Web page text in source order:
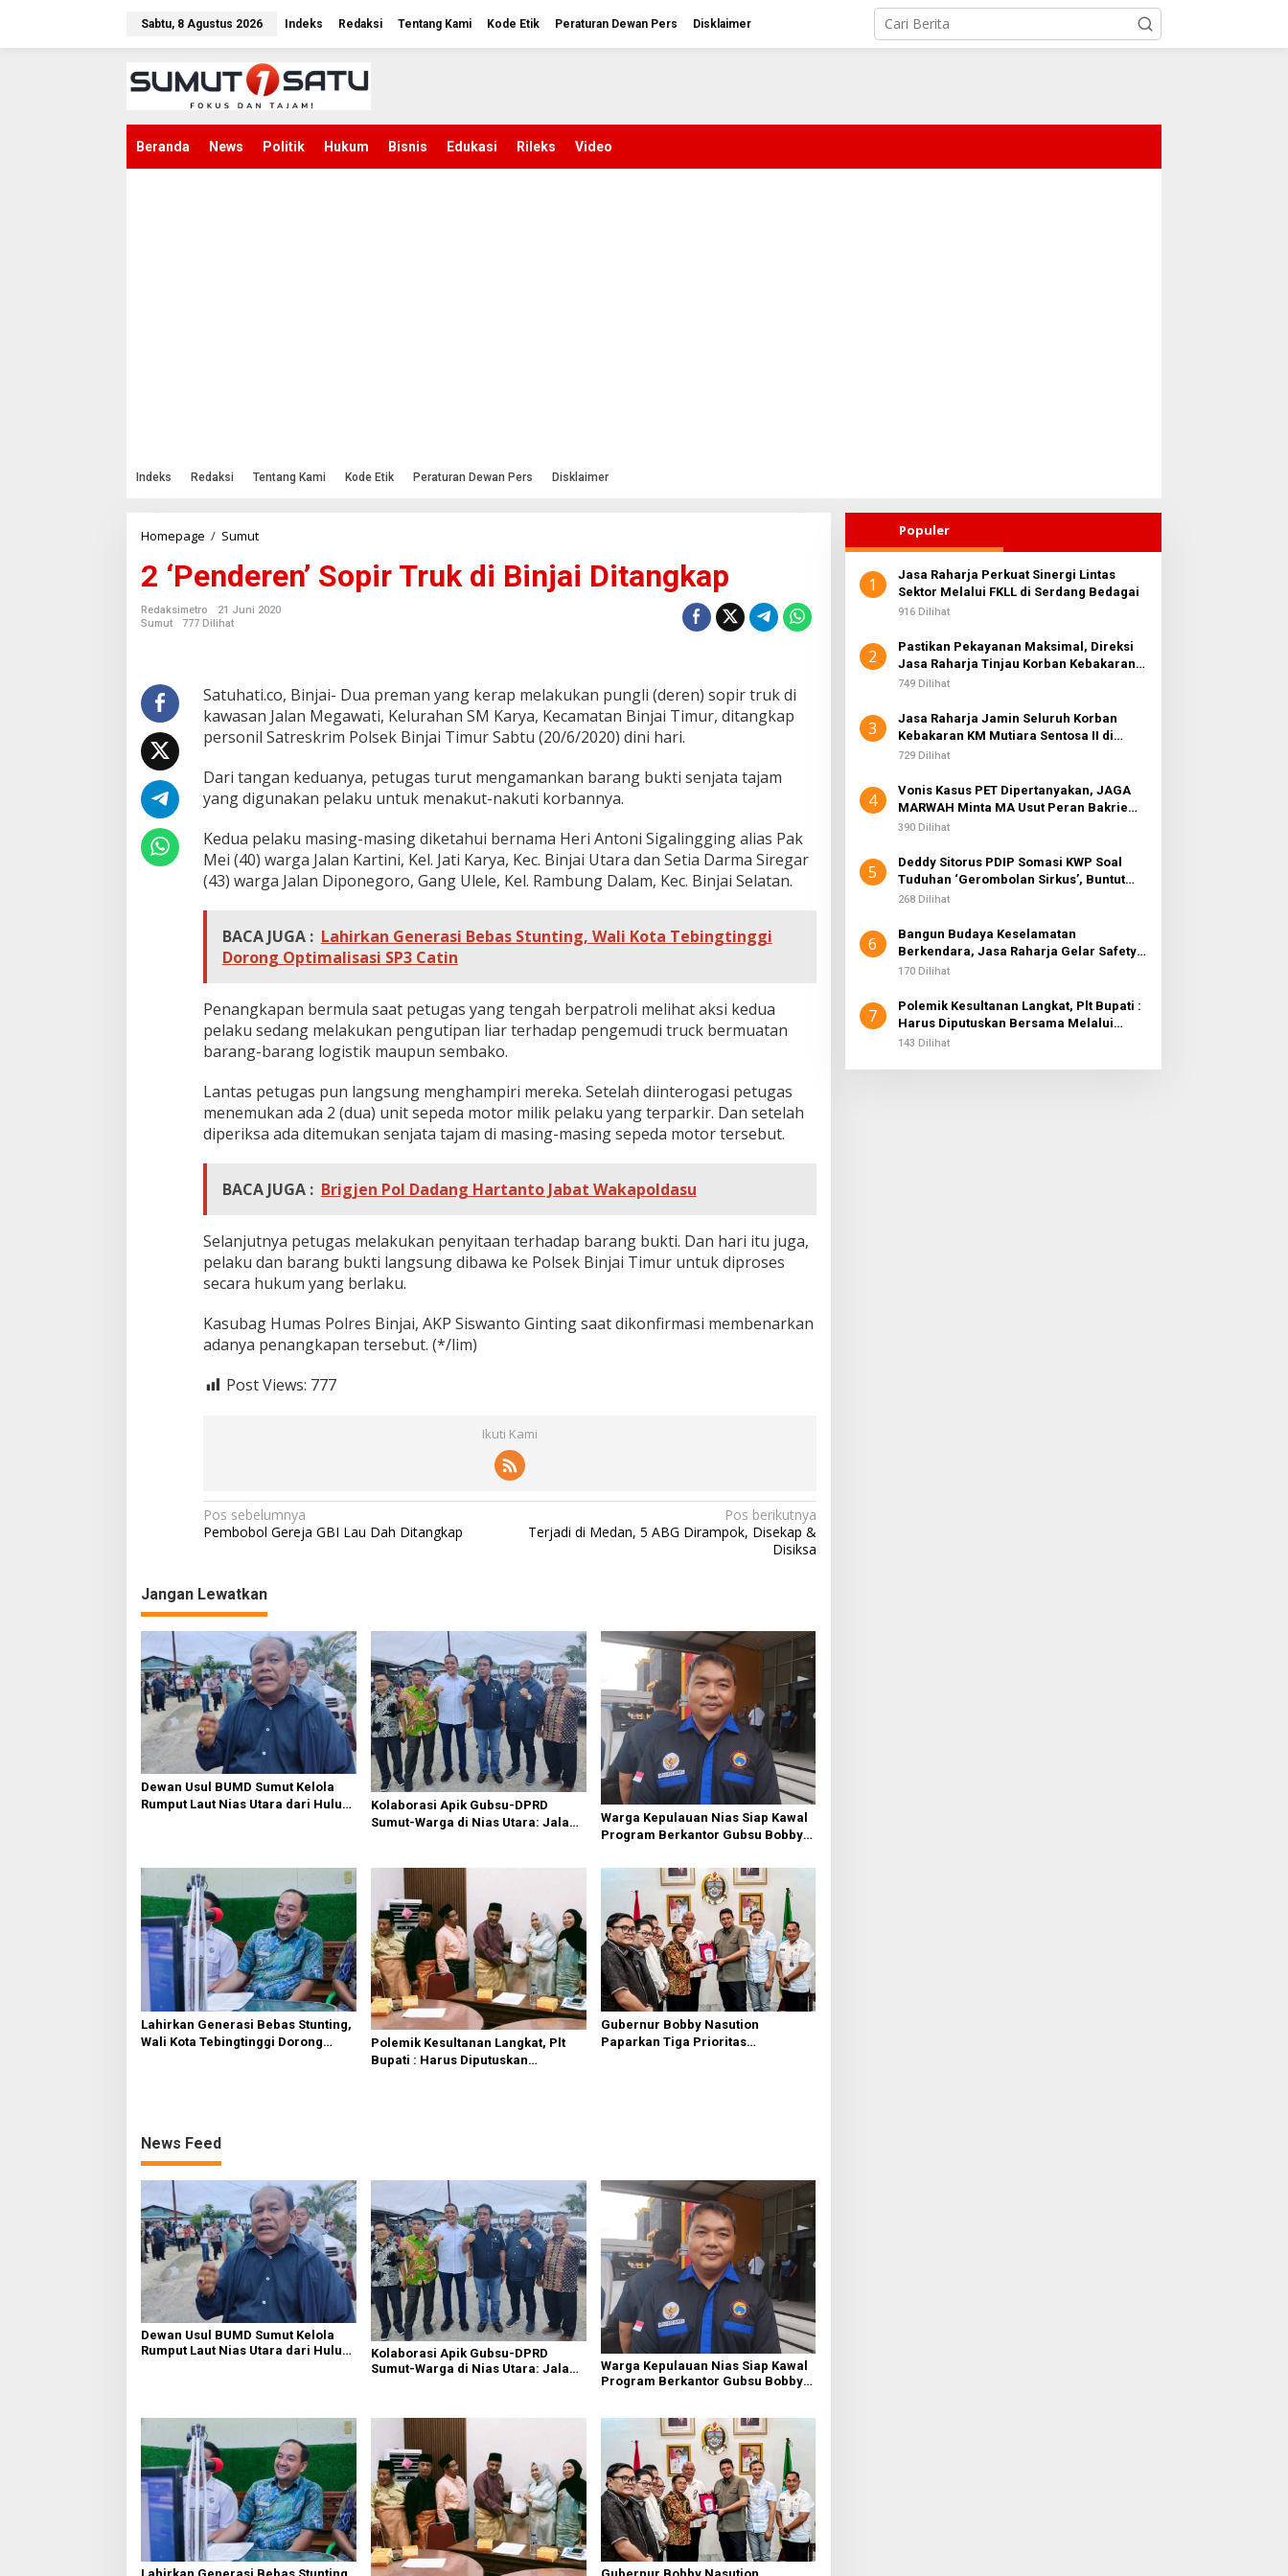
Sabtu, 8 Agustus 2026 Indeks Redaksi Tentang Kami Kode Etik Peraturan Dewan Pers Disklaimer
Beranda News Politik Hukum Bisnis Edukasi Rileks Video
Indeks Redaksi Tentang Kami Kode Etik Peraturan Dewan Pers Disklaimer
Homepage / Sumut
P
e
n
n
S
o
i
r
T
u
k
d
i
n
j
i
D
i
t
n
k
a
2 ‘Penderen’ Sopir Truk di Binjai Ditangkap
Redaksimetro
21 Juni 2020
Sumut
777 Dilihat
Satuhati.co, Binjai- Dua preman yang kerap melakukan pungli (deren) sopir truk di
kawasan Jalan Megawati, Kelurahan SM Karya, Kecamatan Binjai Timur, ditangkap
personil Satreskrim Polsek Binjai Timur Sabtu (20/6/2020) dini hari.
Dari tangan keduanya, petugas turut mengamankan barang bukti senjata tajam
yang digunakan pelaku untuk menakut-nakuti korbannya.
Kedua pelaku masing-masing diketahui bernama Heri Antoni Sigalingging alias Pak
Mei (40) warga Jalan Kartini, Kel. Jati Karya, Kec. Binjai Utara dan Setia Darma Siregar
(43) warga Jalan Diponegoro, Gang Ulele, Kel. Rambung Dalam, Kec. Binjai Selatan.
BACA JUGA : Lahirkan Generasi Bebas Stunting, Wali Kota Tebingtinggi
Dorong Optimalisasi SP3 Catin
Penangkapan bermula saat petugas yang tengah berpatroli melihat aksi kedua
pelaku sedang melakukan pengutipan liar terhadap pengemudi truck bermuatan
barang-barang logistik maupun sembako.
Lantas petugas pun langsung menghampiri mereka. Setelah diinterogasi petugas
menemukan ada 2 (dua) unit sepeda motor milik pelaku yang terparkir. Dan setelah
diperiksa ada ditemukan senjata tajam di masing-masing sepeda motor tersebut.
BACA JUGA : Brigjen Pol Dadang Hartanto Jabat Wakapoldasu
Selanjutnya petugas melakukan penyitaan terhadap barang bukti. Dan hari itu juga,
pelaku dan barang bukti langsung dibawa ke Polsek Binjai Timur untuk diproses
secara hukum yang berlaku.
Kasubag Humas Polres Binjai, AKP Siswanto Ginting saat dikonfirmasi membenarkan
adanya penangkapan tersebut. (*/lim)
Post Views: 777
Ikuti Kami
N
a
i
g
a
s
i
p
o
s
Pos sebelumnya
Pembobol Gereja GBI Lau Dah Ditangkap
Pos berikutnya
Terjadi di Medan, 5 ABG Dirampok, Disekap &
Disiksa
Jangan Lewatkan
Dewan Usul BUMD Sumut Kelola
Rumput Laut Nias Utara dari Hulu
Kolaborasi Apik Gubsu-DPRD
Sumut-Warga di Nias Utara: Jalan
Warga Kepulauan Nias Siap Kawal
Program Berkantor Gubsu Bobby
Lahirkan Generasi Bebas Stunting,
Wali Kota Tebingtinggi Dorong
Polemik Kesultanan Langkat, Plt
Bupati : Harus Diputuskan
Gubernur Bobby Nasution
Paparkan Tiga Prioritas
News Feed
Dewan Usul BUMD Sumut Kelola
Rumput Laut Nias Utara dari Hulu
Kolaborasi Apik Gubsu-DPRD
Sumut-Warga di Nias Utara: Jalan
Warga Kepulauan Nias Siap Kawal
Program Berkantor Gubsu Bobby
Populer
1
Jasa Raharja Perkuat Sinergi Lintas
Sektor Melalui FKLL di Serdang Bedagai
916 Dilihat
2
Pastikan Pekayanan Maksimal, Direksi
Jasa Raharja Tinjau Korban Kebakaran
KM Mutiara Sentosa II
749 Dilihat
3
Jasa Raharja Jamin Seluruh Korban
Kebakaran KM Mutiara Sentosa II di
Perairan Sumenep
729 Dilihat
4
Vonis Kasus PET Dipertanyakan, JAGA
MARWAH Minta MA Usut Peran Bakrie
Group
390 Dilihat
5
Deddy Sitorus PDIP Somasi KWP Soal
Tuduhan ‘Gerombolan Sirkus’, Buntut
Rapat Komisi II Dipimpin Sufmi Dasco
268 Dilihat
6
Bangun Budaya Keselamatan
Berkendara, Jasa Raharja Gelar Safety
Campaign di PT Pasifik Medan Industri
170 Dilihat
7
Polemik Kesultanan Langkat, Plt Bupati :
Harus Diputuskan Bersama Melalui
Forum Dialog
143 Dilihat